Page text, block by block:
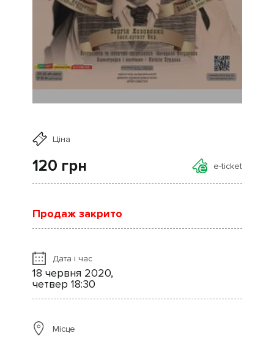
Ціна
120 грн e-ticket
Продаж закрито
Дата і час
18 червня 2020,
четвер 18:30
Місце